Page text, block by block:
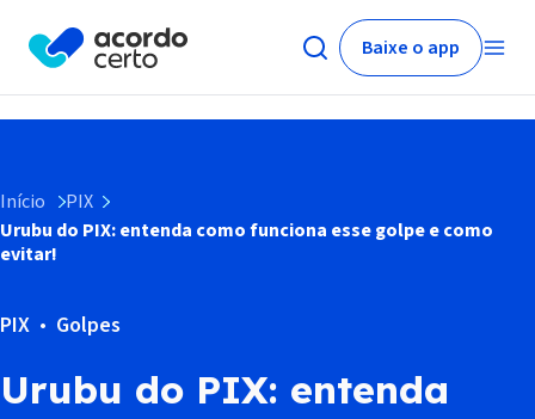
Baixe o app
Início
PIX
Urubu do PIX: entenda como funciona esse golpe e como
evitar!
PIX Golpes
Urubu do PIX: entenda